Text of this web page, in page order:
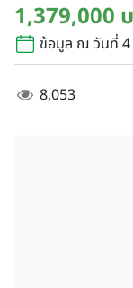
1,379,000
ข้อมูล ณ วันที่
8,053